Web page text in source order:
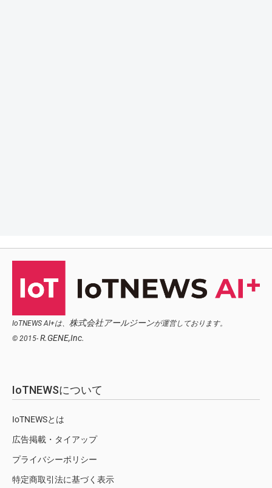
IoTNEWS AI+は、 株式会社アールジーンが運営しております。
© 2015- R.GENE,Inc.
IoTNEWSについて
IoTNEWSとは
広告掲載・タイアップ
プライバシーポリシー
特定商取引法に基づく表示